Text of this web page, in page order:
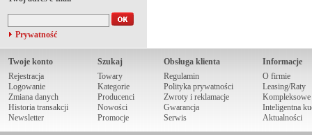
Prywatność
Twoje konto
Rejestracja
Logowanie
Zmiana danych
Historia transakcji
Newsletter
Szukaj
Towary
Kategorie
Producenci
Nowości
Promocje
Obsługa klienta
Regulamin
Polityka prywatności
Zwroty i reklamacje
Gwarancja
Serwis
Informacje
O firmie
Leasing/Raty
Kompleksowe
Inteligentna
Aktualności